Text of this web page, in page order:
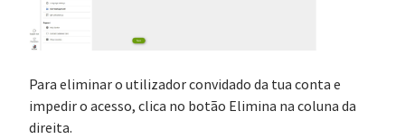
Para eliminar o utilizador convidado da tua conta e
impedir o acesso, clica no botão Elimina na coluna da
direita.